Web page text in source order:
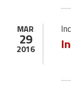
MAR
29
2016